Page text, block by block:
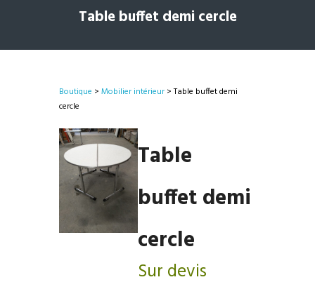
Table buffet demi cercle
Boutique > Mobilier intérieur > Table buffet demi
cercle
Table
buffet demi
cercle
Sur devis